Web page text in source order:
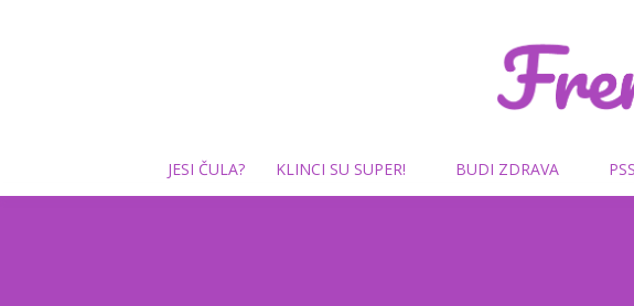
JESI ČULA? KLINCI SU SUPER! BUDI ZDRAVA